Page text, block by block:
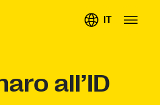
IT
all’ID